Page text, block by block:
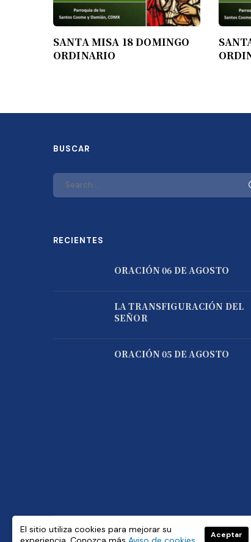
SANTA MISA 18 DOMINGO
ORDINARIO
BUSCAR
RECIENTES
ORACIÓN 06 DE AGOSTO
LA TRANSFIGURACIÓN DEL
SEÑOR
ORACIÓN 05 DE AGOSTO
El sitio utiliza cookies para mejorar su
Aceptar